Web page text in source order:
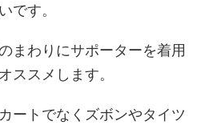
です。
まわりにサポーターを着用
ススメします。
ートでなくズボンやタイツ